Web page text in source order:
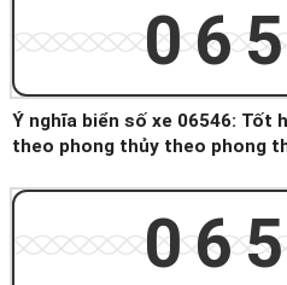
Ý nghĩa biển số xe 06546: Tốt
theo phong thủy theo phong